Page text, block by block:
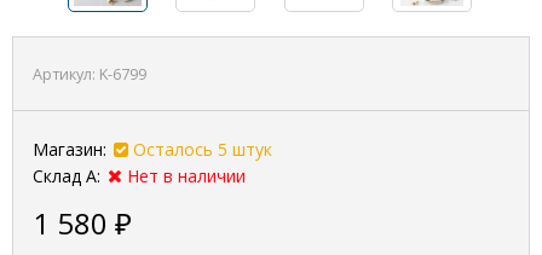
Артикул: K-6799
Магазин:
Осталось 5 штук
Склад А:
Нет в наличии
1 580 ₽